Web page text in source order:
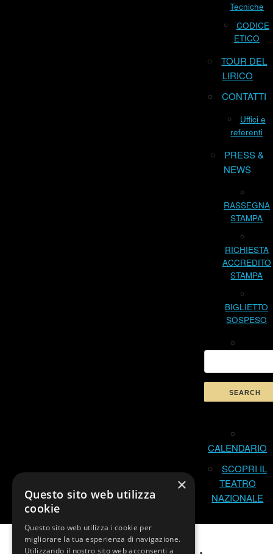
Tecniche
CODICE
ETICO
TOUR DEL
LIRICO
CONTATTI
Uffici e
referenti
PRESS &
NEWS
RASSEGNA
STAMPA
RICHIESTA
ACCREDITO
STAMPA
BIGLIETTO
SOSPESO
CALENDARIO
SCOPRI IL
TEATRO
NAZIONALE
×
Questo sito web utilizza
cookie
Questo sito web utilizza i cookie per
migliorare la tua esperienza di navigazione.
Utilizzando il nostro sito web acconsenti a